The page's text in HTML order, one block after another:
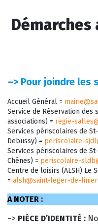
–> Pour joindre les
Accueil Général =
Service de Réservation des
associations) = regie-
Services périscolaires de
Debussy) = periscolaire-
Services périscolaires de
Chênes) = periscolaire-
Centre de loisirs (ALSH) Le
= alsh@saint-leger-de-
A NOTER :
–> PIÈCE D’IDENTITÉ :